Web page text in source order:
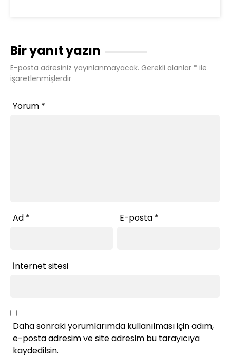
Bir yanıt yazın
E-posta adresiniz yayınlanmayacak. Gerekli alanlar * ile
işaretlenmişlerdir
Yorum *
Ad * E-posta *
İnternet sitesi
Daha sonraki yorumlarımda kullanılması için adım,
e-posta adresim ve site adresim bu tarayıcıya
kaydedilsin.